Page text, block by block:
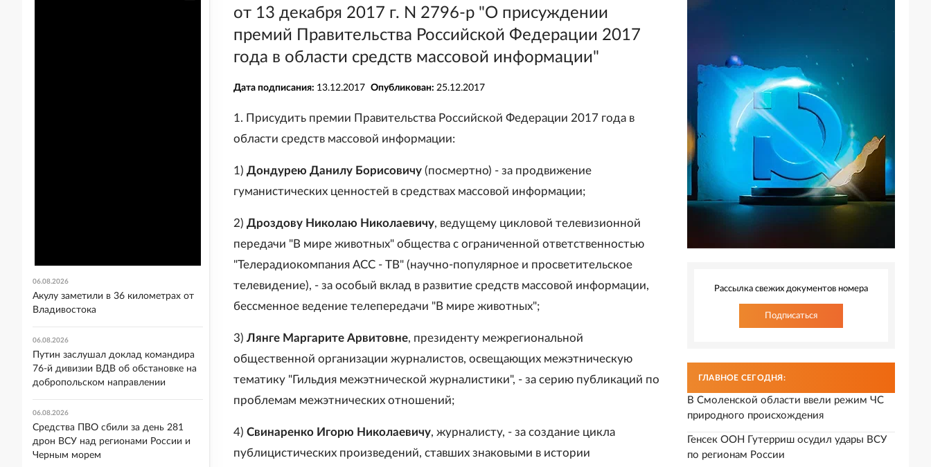
от 13 декабря 2017 г. N 2796-р "О присуждении
премий Правительства Российской Федерации 2017
года в области средств массовой информации"
Дата подписания: 13.12.2017 Опубликован: 25.12.2017
1. Присудить премии Правительства Российской Федерации 2017 года в
области средств массовой информации:
1) Дондурею Данилу Борисовичу (посмертно) - за продвижение
гуманистических ценностей в средствах массовой информации;
2) Дроздову Николаю Николаевичу, ведущему цикловой телевизионной
передачи "В мире животных" общества с ограниченной ответственностью
"Телерадиокомпания АСС - ТВ" (научно-популярное и просветительское
телевидение), - за особый вклад в развитие средств массовой информации,
бессменное ведение телепередачи "В мире животных";
3) Лянге Маргарите Арвитовне, президенту межрегиональной
общественной организации журналистов, освещающих межэтническую
тематику "Гильдия межэтнической журналистики", - за серию публикаций по
проблемам межэтнических отношений;
4) Свинаренко Игорю Николаевичу, журналисту, - за создание цикла
публицистических произведений, ставших знаковыми в истории
Рассылка свежих документов номера
Подписаться
ГЛАВНОЕ СЕГОДНЯ:
В Смоленской области ввели режим ЧС
природного происхождения
Генсек ООН Гутерриш осудил удары ВСУ
по регионам России
06.08.2026
Акулу заметили в 36 километрах от
Владивостока
06.08.2026
Путин заслушал доклад командира
76-й дивизии ВДВ об обстановке на
добропольском направлении
06.08.2026
Средства ПВО сбили за день 281
дрон ВСУ над регионами России и
Черным морем